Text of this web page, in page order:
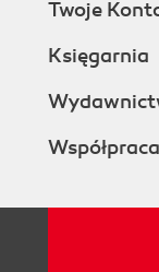
Twoje
Księgarnia
Współpraca